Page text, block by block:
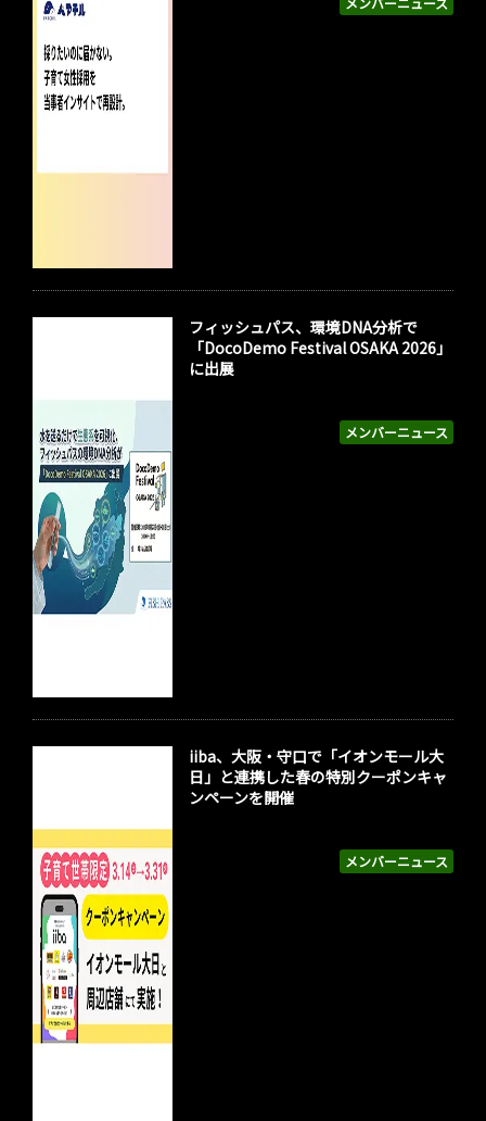
メンバーニュース
フィッシュパス、環境DNA分析で
「DocoDemo Festival OSAKA 2026」
に出展
メンバーニュース
iiba、大阪・守口で「イオンモール大
日」と連携した春の特別クーポンキャ
ンペーンを開催